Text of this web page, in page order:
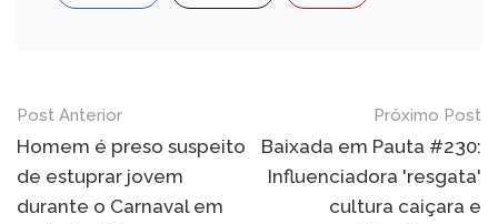
Navegação
de
Post
Post Anterior
Homem é preso suspeito
de estuprar jovem
durante o Carnaval em
Próximo Post
Baixada em Pauta #230:
Influenciadora 'resgata'
cultura caiçara e